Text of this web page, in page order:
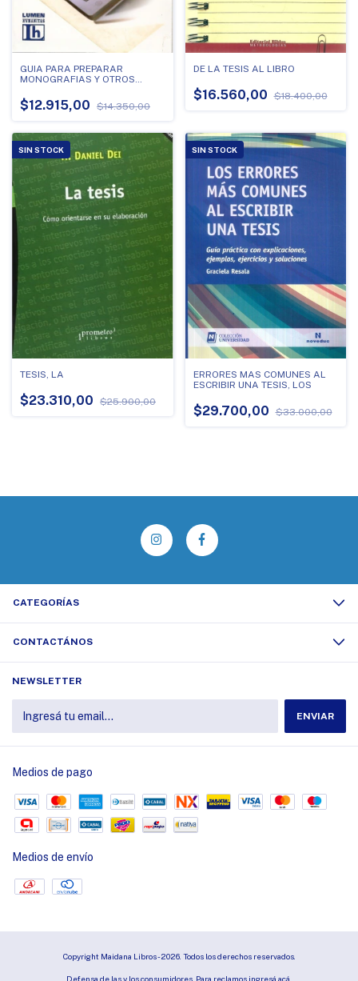
GUIA PARA PREPARAR
MONOGRAFIAS Y OTROS
$12.915,00 $14.350,00
DE LA TESIS AL LIBRO
$16.560,00 $18.400,00
SIN STOCK
TESIS, LA
$23.310,00 $25.900,00
SIN STOCK
ERRORES MAS COMUNES AL
ESCRIBIR UNA TESIS, LOS
$29.700,00 $33.000,00
CATEGORÍAS
CONTACTÁNOS
NEWSLETTER
Medios de pago
Medios de envío
Copyright Maidana Libros - 2026. Todos los derechos reservados.
Defensa de las y los consumidores. Para reclamos ingresá acá.